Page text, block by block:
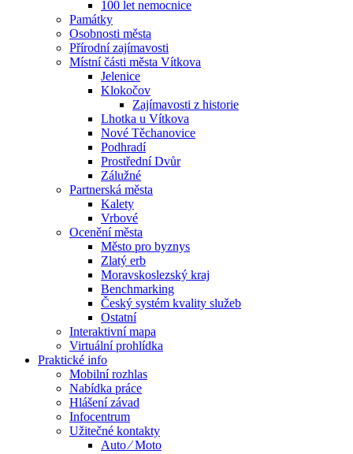
100 let nemocnice
Památky
Osobnosti města
Přírodní zajímavosti
Místní části města Vítkova
Jelenice
Klokočov
Zajímavosti z historie
Lhotka u Vítkova
Nové Těchanovice
Podhradí
Prostřední Dvůr
Zálužné
Partnerská města
Kalety
Vrbové
Ocenění města
Město pro byznys
Zlatý erb
Moravskoslezský kraj
Benchmarking
Český systém kvality služeb
Ostatní
Interaktivní mapa
Virtuální prohlídka
Praktické info
Mobilní rozhlas
Nabídka práce
Hlášení závad
Infocentrum
Užitečné kontakty
Auto ⁄ Moto